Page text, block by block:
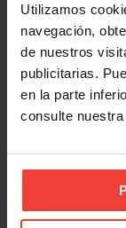
Utilizamos
navegación,
de nuestros
publicitarias.
en la parte
consulte nuestra
#USOTeInforma
Estas son las
30 JULIO, 2026